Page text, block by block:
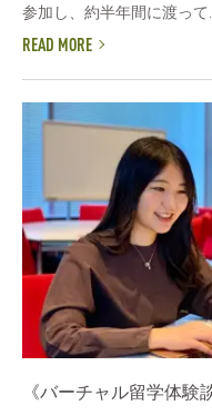
参加し、約半年間に渡って
READ MORE
《バーチャル留学体験